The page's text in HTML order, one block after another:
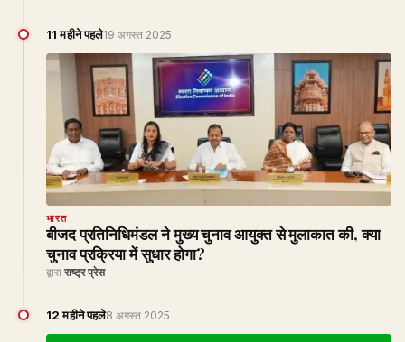
11 महीने पहले19 अगस्त 2025
भारत
बीजद प्रतिनिधिमंडल ने मुख्य चुनाव आयुक्त से मुलाकात की, क्या
चुनाव प्रक्रिया में सुधार होगा?
द्वारा राष्ट्र प्रेस
12 महीने पहले8 अगस्त 2025